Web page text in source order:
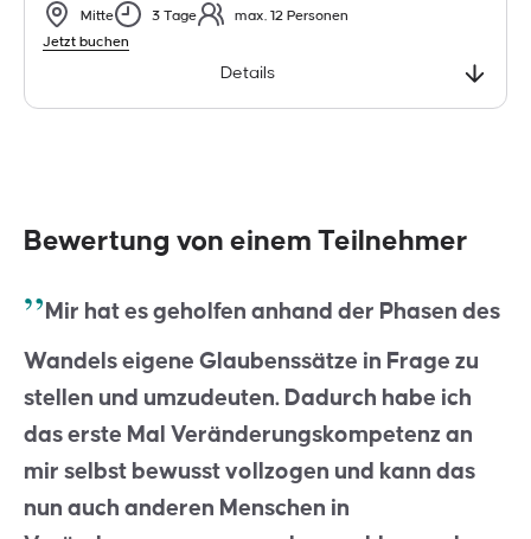
Mitte 3 Tage max. 12 Personen
Details
Jetzt buchen
Bewertung von einem Teilnehmer
Mir hat es geholfen anhand der Phasen des
Wandels eigene Glaubenssätze in Frage zu
stellen und umzudeuten. Dadurch habe ich
das erste Mal Veränderungskompetenz an
mir selbst bewusst vollzogen und kann das
nun auch anderen Menschen in